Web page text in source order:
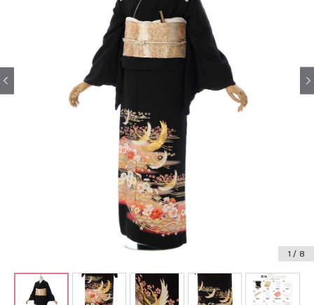
法人・グループの
お客様はこちら
着物の種類から探す
七五三レンタル
訪問着・付下げレンタル
ジュニア着物レンタル
1 / 8